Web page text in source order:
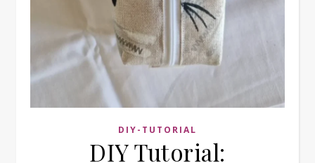
DIY-TUTORIAL
DIY Tutorial: